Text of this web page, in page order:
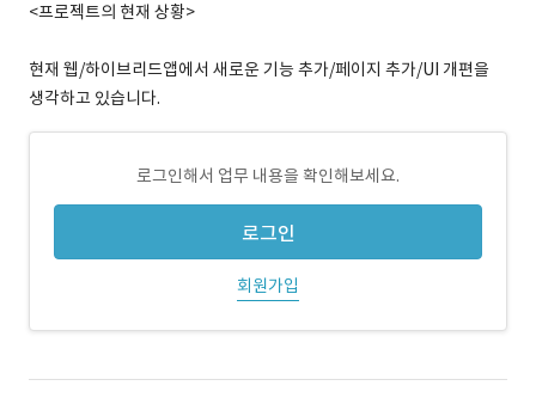
<프로젝트의 현재 상황>
현재 웹/하이브리드앱에서 새로운 기능 추가/페이지 추가/UI 개편을
생각하고 있습니다.
로그인해서 업무 내용을 확인해보세요.
로그인
회원가입